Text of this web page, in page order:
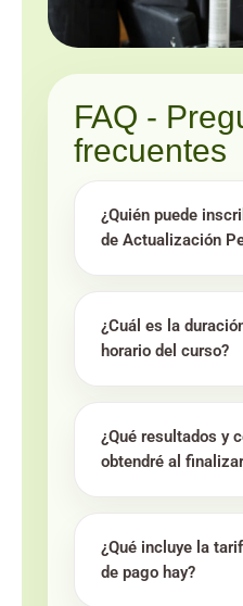
FAQ -
frecuentes
¿Quién puede
de Actualización
¿Cuál es la
horario del curso?
¿Qué resultados y
obtendré al
¿Qué incluye la
de pago hay?